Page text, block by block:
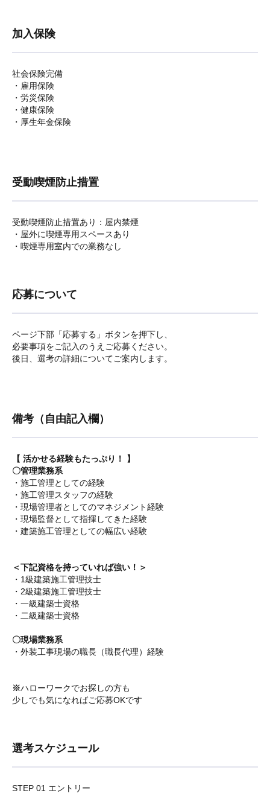
加入保険
社会保険完備
・雇用保険
・労災保険
・健康保険
・厚生年金保険
受動喫煙防止措置
受動喫煙防止措置あり：屋内禁煙
・屋外に喫煙専用スペースあり
・喫煙専用室内での業務なし
応募について
ページ下部「応募する」ボタンを押下し、
必要事項をご記入のうえご応募ください。
後日、選考の詳細についてご案内します。
備考（自由記入欄）
【 活かせる経験もたっぷり！ 】
〇管理業務系
・施工管理としての経験
・施工管理スタッフの経験
・現場管理者としてのマネジメント経験
・現場監督として指揮してきた経験
・建築施工管理としての幅広い経験
＜下記資格を持っていれば強い！＞
・1級建築施工管理技士
・2級建築施工管理技士
・一級建築士資格
・二級建築士資格
〇現場業務系
・外装工事現場の職長（職長代理）経験
※ハローワークでお探しの方も
少しでも気になればご応募OKです
選考スケジュール
STEP 01 エントリー